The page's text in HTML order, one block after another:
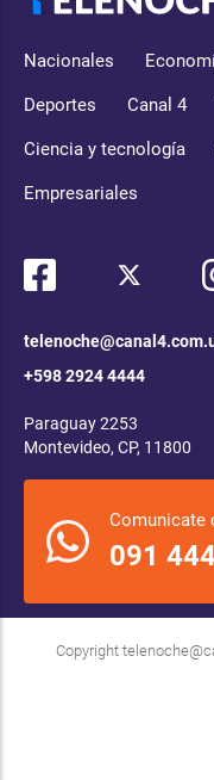
Nacionales
Deportes Canal 4
Ciencia y tecnología
Empresariales
+598 2924 4444
Paraguay 2253
Montevideo, CP, 11800
Comunicate
091
Copyright